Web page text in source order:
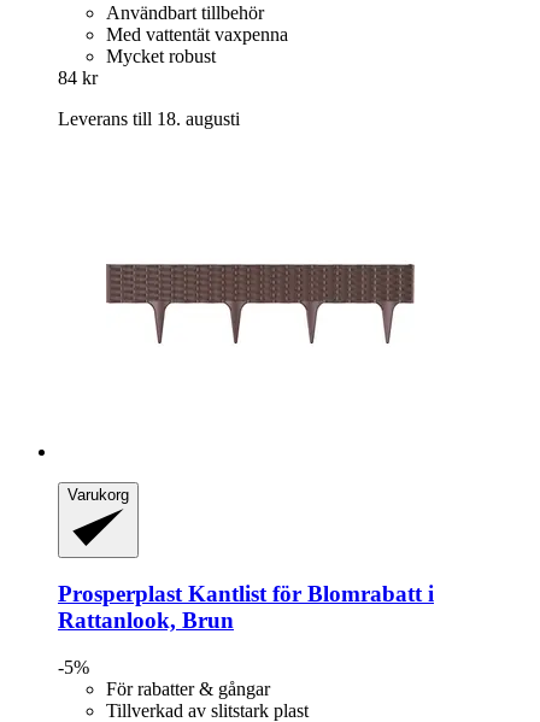
Användbart tillbehör
Med vattentät vaxpenna
Mycket robust
84 kr
Leverans till 18. augusti
Varukorg
Prosperplast Kantlist för Blomrabatt i
Rattanlook, Brun
-5%
För rabatter & gångar
Tillverkad av slitstark plast